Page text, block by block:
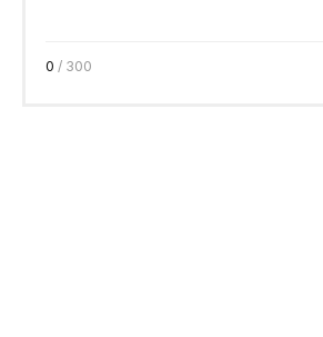
0 / 300